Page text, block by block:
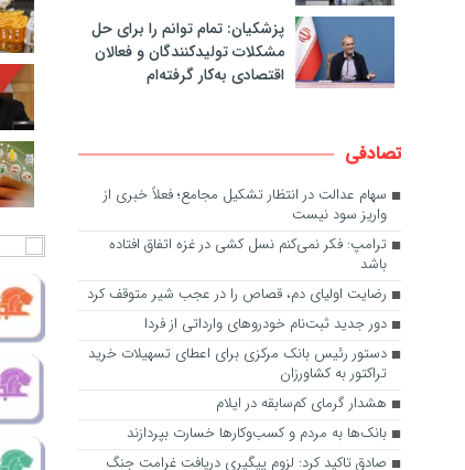
پزشکیان: تمام توانم را برای حل
مشکلات تولیدکنندگان و فعالان
اقتصادی به‌کار گرفته‌ام
تصادفی
سهام عدالت در انتظار تشکیل مجامع؛ فعلاً خبری از
واریز سود نیست
ترامپ: فکر نمی‌کنم نسل کشی در غزه اتفاق افتاده
باشد
رضایت اولیای دم، قصاص را در عجب شیر متوقف کرد
دور جدید ثبت‌نام خودروهای وارداتی از فردا
دستور رئیس بانک مرکزی برای اعطای تسهیلات خرید
تراکتور به کشاورزان
هشدار گرمای کم‌سابقه در ایلام
بانک‌ها به مردم و کسب‌وکارها خسارت بپردازند
صادق تاکید کرد: لزوم پیگیری دریافت غرامت جنگ